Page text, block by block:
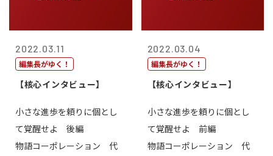
2022.03.11
編集長がゆく！
【核心インタビュー】
小さな進歩を頼りに個とし
て覚醒せよ 後編
物語コーポレーション 代
2022.03.04
編集長がゆく！
【核心インタビュー】
小さな進歩を頼りに個とし
て覚醒せよ 前編
物語コーポレーション 代